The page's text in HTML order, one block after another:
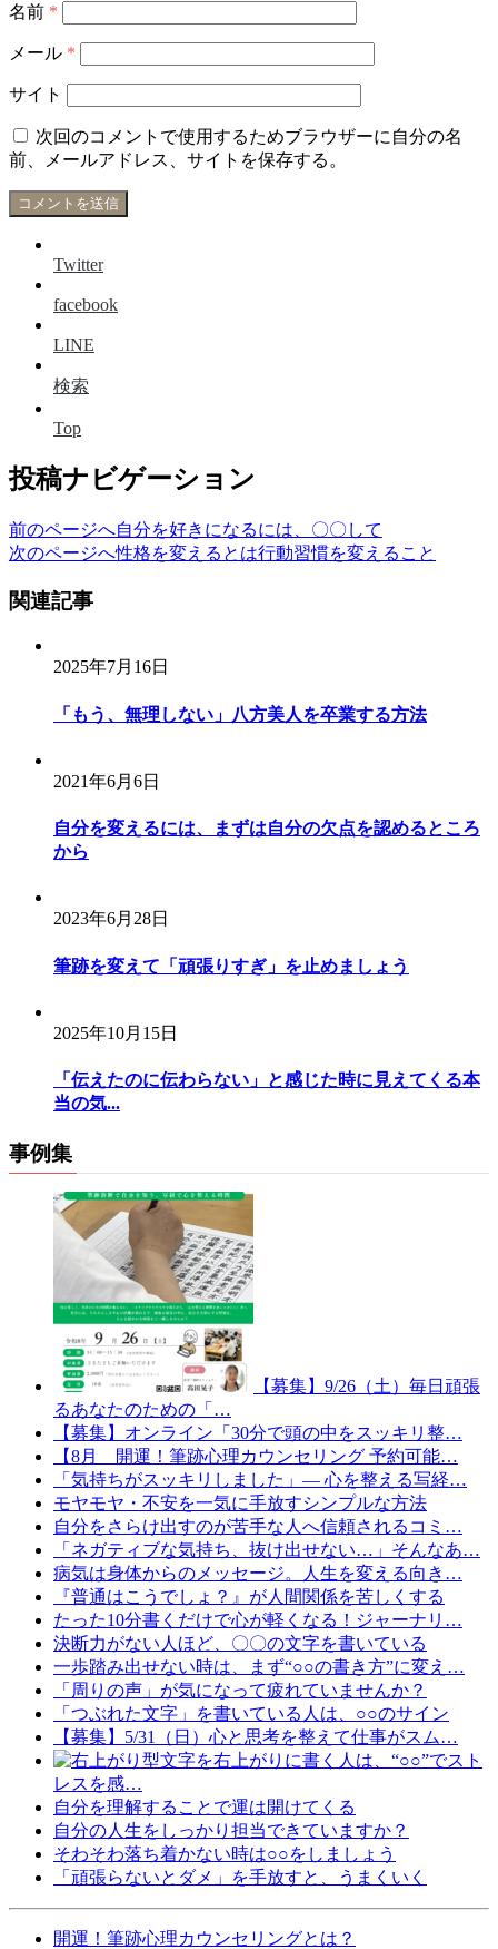
名前 *
メール *
サイト
次回のコメントで使用するためブラウザーに自分の名
前、メールアドレス、サイトを保存する。
Twitter
facebook
LINE
検索
Top
投稿ナビゲーション
前のページへ自分を好きになるには、〇〇して
次のページへ性格を変えるとは行動習慣を変えること
関連記事
2025年7月16日
「もう、無理しない」八方美人を卒業する方法
2021年6月6日
自分を変えるには、まずは自分の欠点を認めるところ
から
2023年6月28日
筆跡を変えて「頑張りすぎ」を止めましょう
2025年10月15日
「伝えたのに伝わらない」と感じた時に見えてくる本
当の気...
事例集
【募集】9/26（土）毎日頑張
るあなたのための「…
【募集】オンライン「30分で頭の中をスッキリ整…
【8月 開運！筆跡心理カウンセリング 予約可能…
「気持ちがスッキリしました」— 心を整える写経…
モヤモヤ・不安を一気に手放すシンプルな方法
自分をさらけ出すのが苦手な人へ信頼されるコミ…
「ネガティブな気持ち、抜け出せない…」そんなあ…
病気は身体からのメッセージ。人生を変える向き…
『普通はこうでしょ？』が人間関係を苦しくする
たった10分書くだけで心が軽くなる！ジャーナリ…
決断力がない人ほど、〇〇の文字を書いている
一歩踏み出せない時は、まず“○○の書き方”に変え…
「周りの声」が気になって疲れていませんか？
「つぶれた文字」を書いている人は、○○のサイン
【募集】5/31（日）心と思考を整えて仕事がスム…
文字を右上がりに書く人は、“○○”でスト
レスを感…
自分を理解することで運は開けてくる
自分の人生をしっかり担当できていますか？
そわそわ落ち着かない時は○○をしましょう
「頑張らないとダメ」を手放すと、うまくいく
開運！筆跡心理カウンセリングとは？